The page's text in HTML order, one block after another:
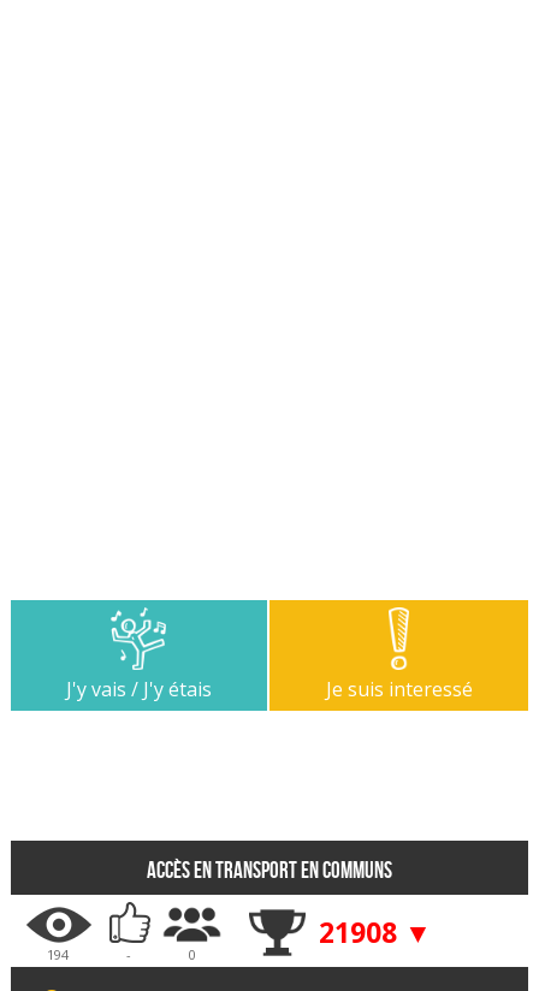
J'y vais / J'y étais Je suis interessé
Accès en transport en communs
194 - 0
21908 ▼